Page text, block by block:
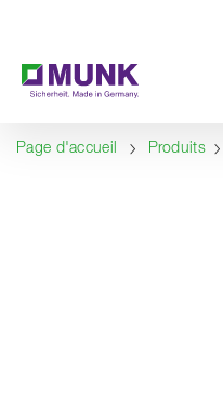
Page d'accueil Produits